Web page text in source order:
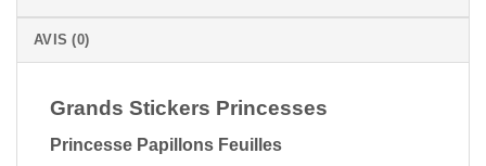
AVIS (0)
Grands Stickers Princesses
Princesse Papillons Feuilles